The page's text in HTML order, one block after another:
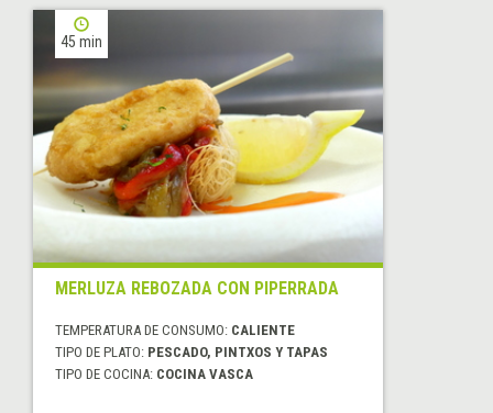
45 min
MERLUZA REBOZADA CON PIPERRADA
TEMPERATURA DE CONSUMO: CALIENTE
TIPO DE PLATO: PESCADO, PINTXOS Y TAPAS
TIPO DE COCINA: COCINA VASCA